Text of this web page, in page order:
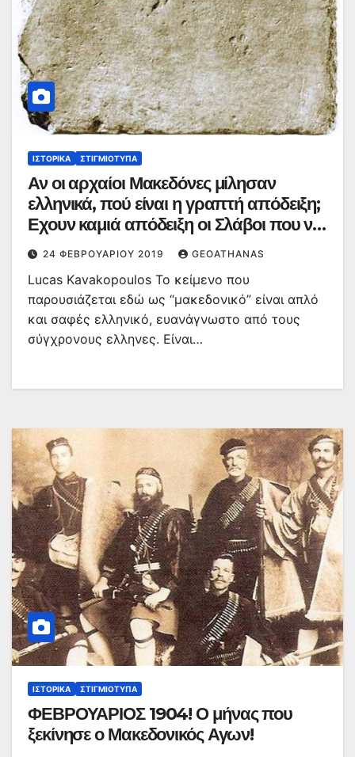
ΙΣΤΟΡΙΚΆ ΣΤΙΓΜΙΌΤΥΠΑ
Αν οι αρχαίοι Μακεδόνες μίλησαν
ελληνικά, πού είναι η γραπτή απόδειξη;
Εχουν καμιά απόδειξη οι Σλάβοι που να
ανατρέπουν αυτό;
24 ΦΕΒΡΟΥΑΡΊΟΥ 2019 GEOATHANAS
Lucas Kavakopoulos Το κείμενο που
παρουσιάζεται εδώ ως “μακεδονικό” είναι απλό
και σαφές ελληνικό, ευανάγνωστο από τους
σύγχρονους ελληνες. Είναι…
ΙΣΤΟΡΙΚΆ ΣΤΙΓΜΙΌΤΥΠΑ
ΦΕΒΡΟΥΑΡΙΟΣ 1904! Ο μήνας που
ξεκίνησε ο Μακεδονικός Αγων!